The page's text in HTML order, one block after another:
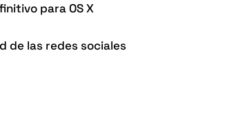
para OS X
de las redes sociales